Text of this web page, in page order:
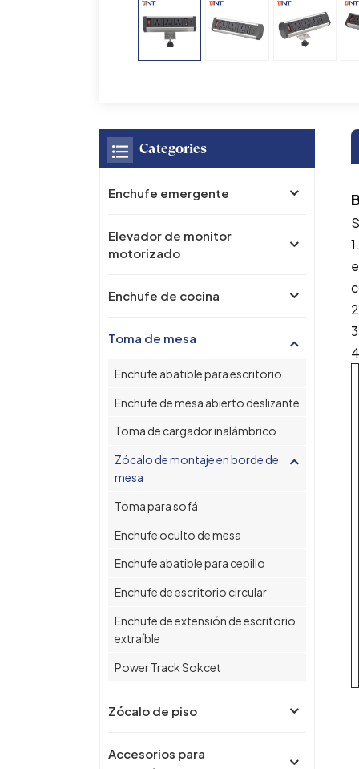
Categories
Enchufe emergente
Elevador de monitor
motorizado
Enchufe de cocina
Toma de mesa
Enchufe abatible para escritorio
Enchufe de mesa abierto deslizante
Toma de cargador inalámbrico
Zócalo de montaje en borde de
mesa
Toma para sofá
Enchufe oculto de mesa
Enchufe abatible para cepillo
Enchufe de escritorio circular
Enchufe de extensión de escritorio
extraíble
Power Track Sokcet
Zócalo de piso
Accesorios para